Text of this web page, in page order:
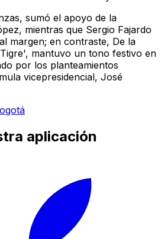
sumó el apoyo de la
mientras que Sergio Fajardo
margen; en contraste, De la
mantuvo un tono festivo en
por los planteamientos
vicepresidencial, José
aplicación